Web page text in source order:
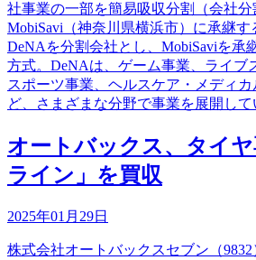
社事業の一部を簡易吸収分割（会社
MobiSavi（神奈川県横浜市）に承継す
DeNAを分割会社とし、MobiSaviを承
方式。DeNAは、ゲーム事業、ライブ
スポーツ事業、ヘルスケア・メディ
ど、さまざまな分野で事業を展開して
オートバックス、タイ
ライン」を買収
2025年01月29日
株式会社オートバックスセブン（